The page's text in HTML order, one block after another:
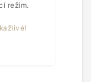
režim.